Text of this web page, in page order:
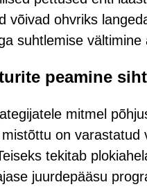
võivad ohvriks
suhtlemise
peamine
mitmel
on varastatud
tekitab
juurdepääsu